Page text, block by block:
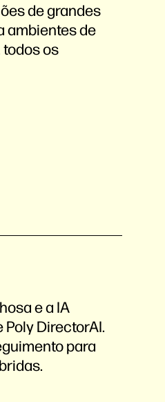
de grandes
ambientes de
os
e a IA
DirectorAI.
para